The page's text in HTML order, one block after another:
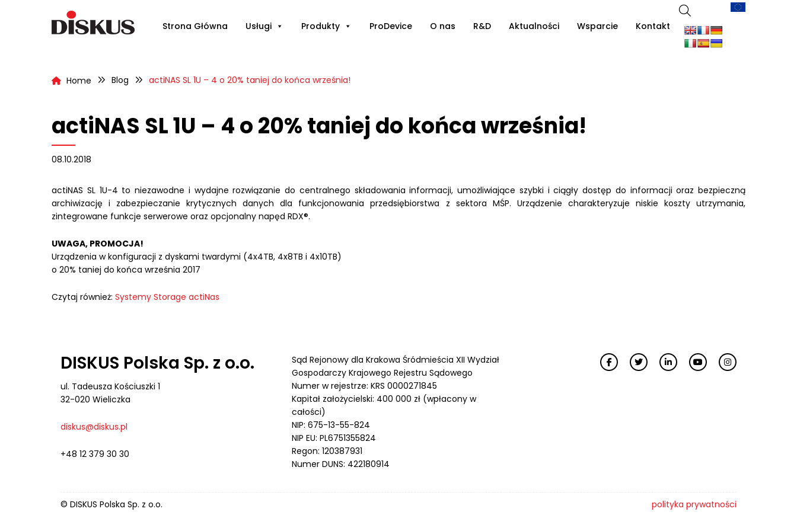
Strona Główna Usługi Produkty ProDevice O nas R&D Aktualności Wsparcie Kontakt
Home Blog actiNAS SL 1U – 4 o 20% taniej do końca września!
actiNAS SL 1U – 4 o 20% taniej do końca września!
08.10.2018
actiNAS SL 1U-4 to niezawodne i wydajne rozwiązanie do centralnego składowania informacji, umożliwiające szybki i ciągły dostęp do informacji oraz bezpieczną
archiwizację i zabezpieczanie krytycznych danych dla funkcjonowania przedsiębiorstwa z sektora MŚP. Urządzenie charakteryzuje niskie koszty utrzymania,
zintegrowane funkcje serwerowe oraz opcjonalny napęd RDX®.
UWAGA, PROMOCJA!
Urządzenia w konfiguracji z dyskami twardymi (4x4TB, 4x8TB i 4x10TB)
o 20% taniej do końca września 2017
Czytaj również: Systemy Storage actiNas
DISKUS Polska Sp. z o.o.
ul. Tadeusza Kościuszki 1
32-020 Wieliczka
diskus@diskus.pl
+48 12 379 30 30
Sąd Rejonowy dla Krakowa Śródmieścia XII Wydział
Gospodarczy Krajowego Rejestru Sądowego
Numer w rejestrze: KRS 0000271845
Kapitał założycielski: 400 000 zł (wpłacony w
całości)
NIP: 675-13-55-824
NIP EU: PL6751355824
Regon: 120387931
Numer DUNS: 422180914
© DISKUS Polska Sp. z o.o. polityka prywatności